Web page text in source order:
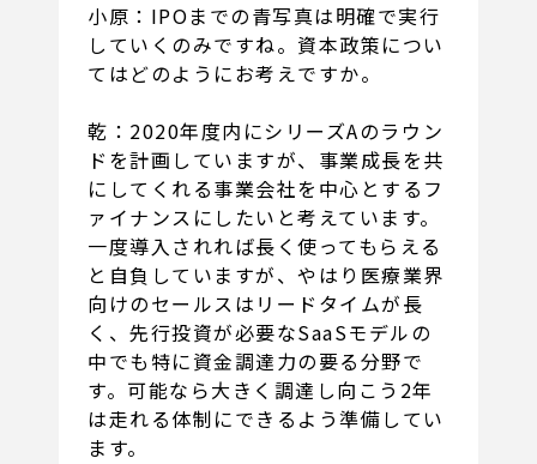
小原：IPOまでの青写真は明確で実行
していくのみですね。資本政策につい
てはどのようにお考えですか。
乾：2020年度内にシリーズAのラウン
ドを計画していますが、事業成長を共
にしてくれる事業会社を中心とするフ
ァイナンスにしたいと考えています。
一度導入されれば長く使ってもらえる
と自負していますが、やはり医療業界
向けのセールスはリードタイムが長
く、先行投資が必要なSaaSモデルの
中でも特に資金調達力の要る分野で
す。可能なら大きく調達し向こう2年
は走れる体制にできるよう準備してい
ます。